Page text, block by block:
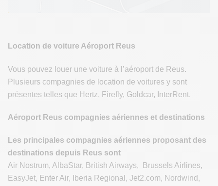
Location de voiture Aéroport Reus
Vous pouvez louer une voiture à l’aéroport de Reus.
Plusieurs compagnies de location de voitures y sont
présentes telles que Hertz, Firefly, Goldcar, InterRent.
Aéroport Reus compagnies aériennes et destinations
Les principales compagnies aériennes proposant des
destinations depuis Reus sont
Air Nostrum, AlbaStar, British Airways, Brussels Airlines,
EasyJet, Enter Air, Iberia Regional, Jet2.com, Nordwind,